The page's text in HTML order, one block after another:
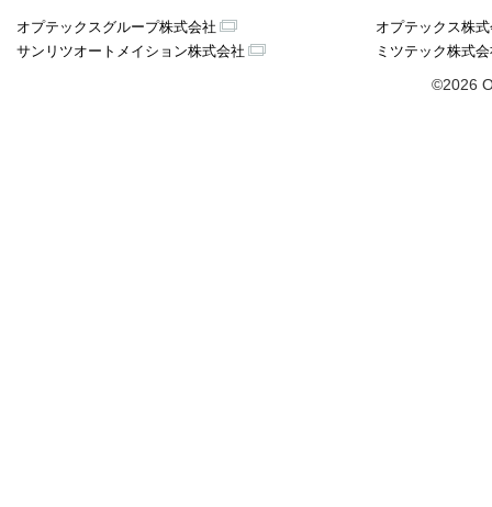
オプテックスグループ株式会社
オプテックス株
サンリツオートメイション株式会社
ミツテック株式
©2026